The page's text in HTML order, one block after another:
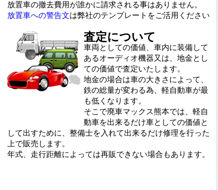
放置車の撤去費用が誰かに請求される事はありません。
放置車への警告文は弊社のテンプレートをご活用ください
査定について
車両としての価値、車内に装備して
あるオーディオ機器又は、地金とし
ての価値で査定いたします。
地金の場合は車の大きさによって、
鉄の総量が変わる為、軽自動車が最
も低くなります。
そこで廃車マックス熊本では、軽自
動車を出来るだけ車としての価値と
して出すために、整備士を入れて出来るだけ修理を行った
上で販売します。
年式、走行距離によっては再販できない場合もあります。